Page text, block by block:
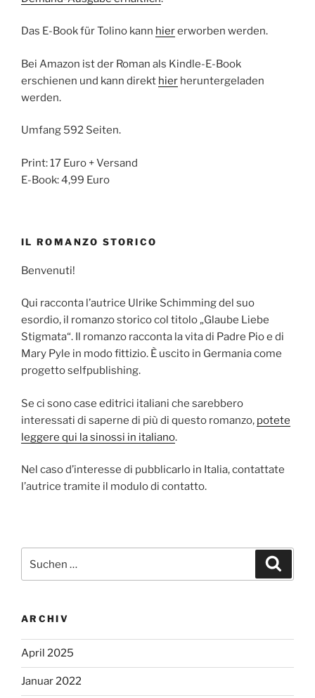
Das E-Book für Tolino kann hiererworben werden.
Bei Amazon ist der Roman als Kindle-E-Book
erschienen und kann direkt hier heruntergeladen
werden.
Umfang 592 Seiten.
Print: 17 Euro + Versand
E-Book: 4,99 Euro
IL ROMANZO STORICO
Benvenuti!
Qui racconta l’autrice Ulrike Schimming del suo
esordio, il romanzo storico col titolo „Glaube Liebe
Stigmata“. Il romanzo racconta la vita di Padre Pio e di
Mary Pyle in modo fittizio. È uscito in Germania come
progetto selfpublishing.
Se ci sono case editrici italiani che sarebbero
interessati di saperne di più di questo romanzo, potete
leggere qui la sinossi in italiano.
Nel caso d’interesse di pubblicarlo in Italia, contattate
l’autrice tramite il modulo di contatto.
nach:
ARCHIV
April 2025
Januar 2022